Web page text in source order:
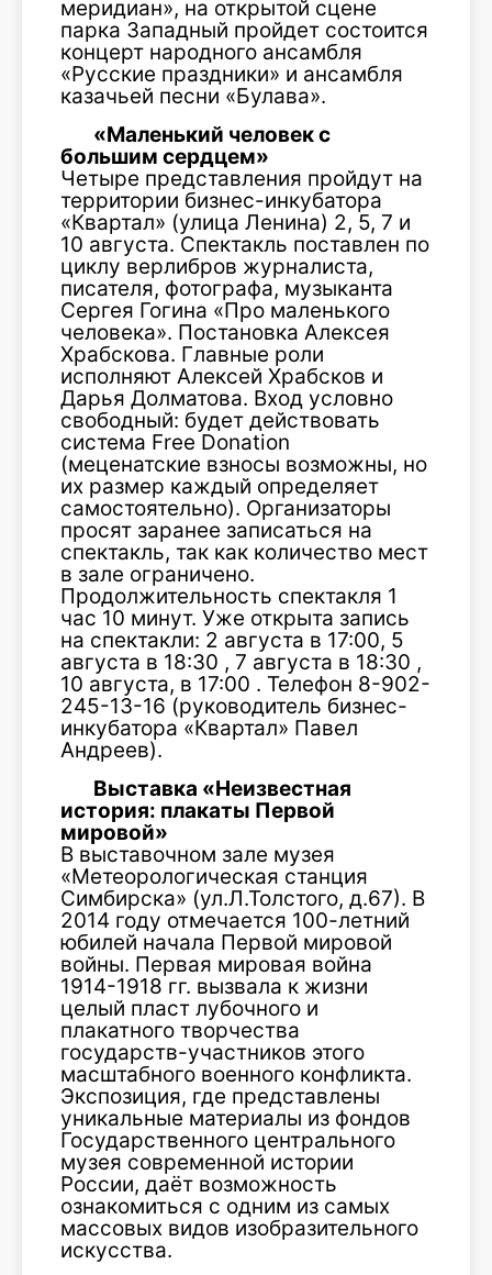
меридиан», на открытой сцене
парка Западный пройдет состоится
концерт народного ансамбля
«Русские праздники» и ансамбля
казачьей песни «Булава».
«Маленький человек с
большим сердцем»
Четыре представления пройдут на
территории бизнес-инкубатора
«Квартал» (улица Ленина) 2, 5, 7 и
10 августа. Спектакль поставлен по
циклу верлибров журналиста,
писателя, фотографа, музыканта
Сергея Гогина «Про маленького
человека». Постановка Алексея
Храбскова. Главные роли
исполняют Алексей Храбсков и
Дарья Долматова. Вход условно
свободный: будет действовать
система Free Donation
(меценатские взносы возможны, но
их размер каждый определяет
самостоятельно). Организаторы
просят заранее записаться на
спектакль, так как количество мест
в зале ограничено.
Продолжительность спектакля 1
час 10 минут. Уже открыта запись
на спектакли: 2 августа в 17:00, 5
августа в 18:30 , 7 августа в 18:30 ,
10 августа, в 17:00 . Телефон 8-902-
245-13-16 (руководитель бизнес-
инкубатора «Квартал» Павел
Андреев).
Выставка «Неизвестная
история: плакаты Первой
мировой»
В выставочном зале музея
«Метеорологическая станция
Симбирска» (ул.Л.Толстого, д.67). В
2014 году отмечается 100-летний
юбилей начала Первой мировой
войны. Первая мировая война
1914-1918 гг. вызвала к жизни
целый пласт лубочного и
плакатного творчества
государств-участников этого
масштабного военного конфликта.
Экспозиция, где представлены
уникальные материалы из фондов
Государственного центрального
музея современной истории
России, даёт возможность
ознакомиться с одним из самых
массовых видов изобразительного
искусства.